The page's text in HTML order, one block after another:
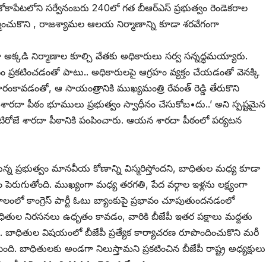
సర్వేనంబరు 240లో గత బీఆర్‌ఎస్‌ ‌ప్రభుత్వం రెండెకరాల
, రాజశ్యామల ఆలయ నిర్మాణాన్ని కూడా శరవేగంగా
నిర్మాణాల కూల్చి వేతకు అధికారులు సర్వ సన్నద్ధమయ్యారు.
పాటు.. అధికారులపై ఆగ్రహం వ్యక్తం చేయడంతో వెనక్కి
ఆ సాయంత్రానికి ముఖ్యమంత్రి రేవంత్‌ ‌రెడ్డి తేరుకొని
పీఠం భూములు ప్రభుత్వం స్వాధీనం చేసుకోబ•దు..’ అని స్పష్టమైన
శారదా పీఠానికి పంపించారు. ఆయన శారదా పీఠంలో పర్యటన
ప్రభుత్వం మానవీయ కోణాన్ని విస్మరిస్తోందని, బాధితుల మధ్య కూడా
ముఖ్యంగా మధ్య తరగతి, పేద వర్గాల ఇళ్లను లక్ష్యంగా
కాంగ్రెస్‌ ‌పార్టీ ఓటు బ్యాంకుపై ప్రభావం చూపుతుందనడంలో
నిరసనలు ఉధృతం కావడం, వారికి బీజేపీ ఇతర పక్షాలు మద్దతు
బాధితుల విషయంలో బీజేపీ ప్రత్యేక కార్యాచరణ రూపొందించుకొని మరీ
బాధితులకు అండగా నిలుస్తామని ప్రకటించిన బీజేపీ రాష్ట్ర అధ్యక్షులు